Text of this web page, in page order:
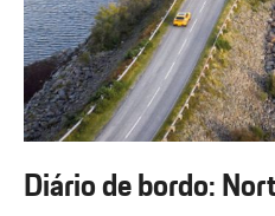
Diário de bordo: